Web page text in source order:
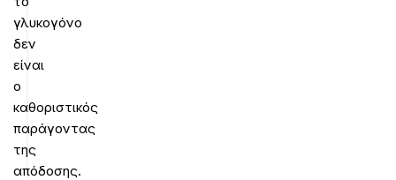
γλυκογόνο
δεν
είναι
o
καθοριστικός
παράγοντας
της
απόδοσης.